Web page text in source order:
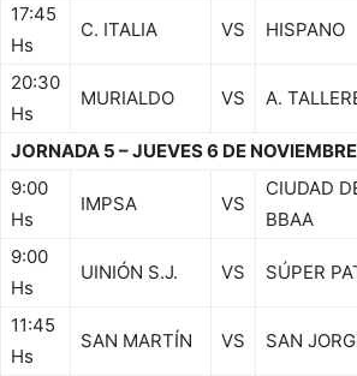
17:45
Hs
C. ITALIA VS HISPANO
20:30
Hs
MURIALDO VS A.
JORNADA 5 – JUEVES 6 DE NOVIEMBRE
9:00
Hs
IMPSA VS
CIUDAD
BBAA
9:00
Hs
UINIÓN S.J. VS SÚPER
11:45
Hs
SAN MARTÍN VS SAN